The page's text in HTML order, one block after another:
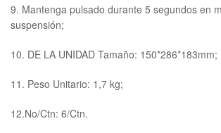
9. Mantenga pulsado durante 5 segundos en
suspensión;
10. DE LA UNIDAD Tamaño: 150*286*183mm;
11. Peso Unitario: 1,7 kg;
12.No/Ctn: 6/Ctn.